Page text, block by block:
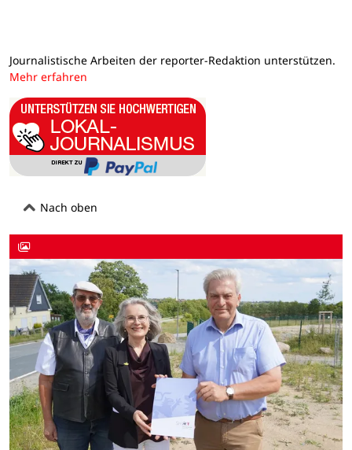
Journalistische Arbeiten der reporter-Redaktion unterstützen.
Mehr erfahren
Nach oben